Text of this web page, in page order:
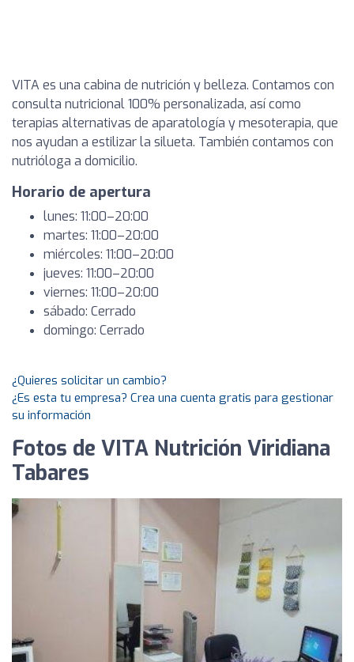
VITA es una cabina de nutrición y belleza. Contamos con
consulta nutricional 100% personalizada, así como
terapias alternativas de aparatología y mesoterapia, que
nos ayudan a estilizar la silueta. También contamos con
nutrióloga a domicilio.
Horario de apertura
lunes: 11:00–20:00
martes: 11:00–20:00
miércoles: 11:00–20:00
jueves: 11:00–20:00
viernes: 11:00–20:00
sábado: Cerrado
domingo: Cerrado
¿Quieres solicitar un cambio?
¿Es esta tu empresa? Crea una cuenta gratis para gestionar
su información
Fotos de VITA Nutrición Viridiana
Tabares